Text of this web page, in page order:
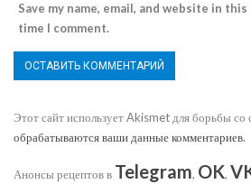
Save my name, email, and website in
time I comment.
Этот сайт использует Akismet для борьбы со
обрабатываются ваши данные комментариев.
Анонсы рецептов в Telegram, OK,